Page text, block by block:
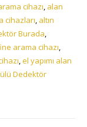
cihazı, alan
cihazları, altın
Burada,
arama cihazı,
,el yapımı alan
Dedektör